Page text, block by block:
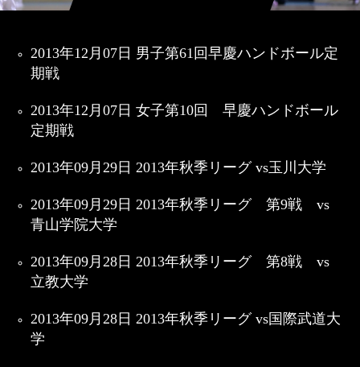
2013年12月07日 男子第61回早慶ハンドボール定
期戦
2013年12月07日 女子第10回 早慶ハンドボール
定期戦
2013年09月29日 2013年秋季リーグ vs玉川大学
2013年09月29日 2013年秋季リーグ 第9戦 vs
青山学院大学
2013年09月28日 2013年秋季リーグ 第8戦 vs
立教大学
2013年09月28日 2013年秋季リーグ vs国際武道大
学